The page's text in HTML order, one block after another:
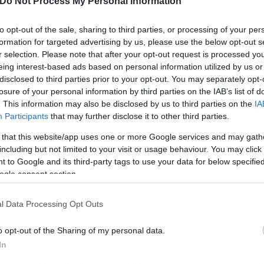
opt-out of the sale, sharing to third parties, or processing of your
for targeted advertising by us, please use the below opt-out
selection. Please note that after your opt-out request is processed
interest-based ads based on personal information utilized by us
to third parties prior to your opt-out. You may separately
of your personal information by third parties on the IAB’s list of
This information may also be disclosed by us to third parties on the
Participants that may further disclose it to other third parties.
that this website/app uses one or more Google services and may
but not limited to your visit or usage behaviour. You may
to Google and its third-party tags to use your data for below
consent section.
Data Processing Opt Outs
opt-out of the Sharing of my personal data.
πιο δύσκολα, καθώς δεν υπάρχουν οι
ότι τα έλαια που περιέχονται στο
να ενεργοποιήσουν το μονοπάτι mTORC1,
παίζει η πρωτεΐνη FABP5, η οποία
του λινολεϊκού οξέος. Η σύνδεση FABP5 και
κύτταρα να αναπτύσσονται πιο γρήγορα.